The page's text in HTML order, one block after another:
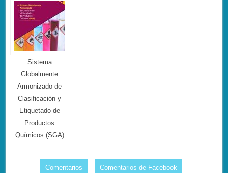
Sistema
Globalmente
Armonizado de
Clasificación y
Etiquetado de
Productos
Químicos (SGA)
Comentarios Comentarios de Facebook